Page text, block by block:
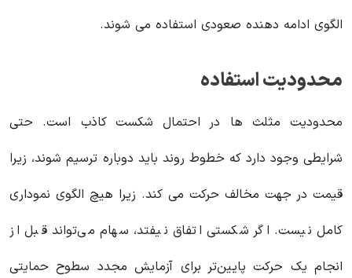
الگوی ادامه دهنده صعودی استفاده می شوند.
محدودیت استفاده
محدودیت مثلث ها در احتمال شکست کاذب است. حتی
شرایطی وجود دارد که خطوط روند باید دوباره ترسیم شوند، زیرا
قیمت در جهت مخالف حرکت می کند. زیرا هیچ الگوی نموداری
کامل نیست. اگر شکستی اتفاق نیفتد، سهام می‌تواند قبل از
انجام یک حرکت پایین‌تر برای آزمایش مجدد سطوح حمایتی